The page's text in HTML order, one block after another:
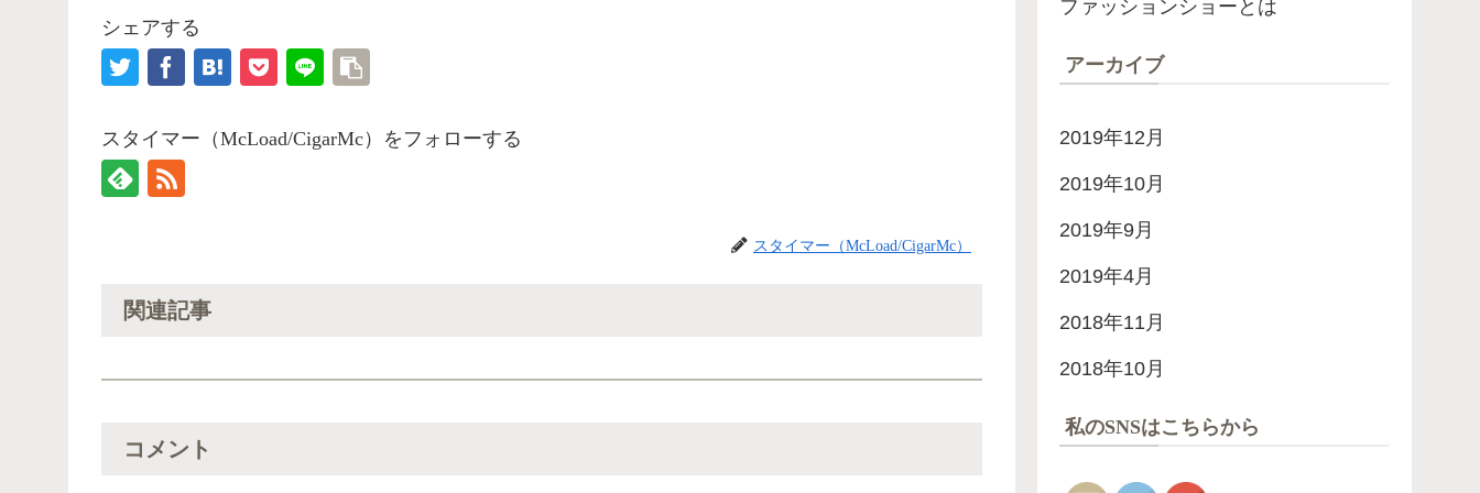
シェアする
スタイマー（McLoad/CigarMc）をフォローする
スタイマー（McLoad/CigarMc）
関連記事
コメント
ファッションショーとは
アーカイブ
2019年12月
2019年10月
2019年9月
2019年4月
2018年11月
2018年10月
私のSNSはこちらから